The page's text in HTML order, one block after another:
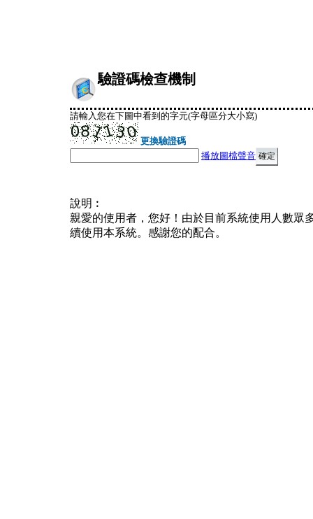
驗證碼檢查機制
請輸入您在下圖中看到的字元(字母區分大小寫)
更換驗證碼
播放圖檔聲音
說明︰
親愛的使用者，您好！由於目前系統使用人數眾
續使用本系統。感謝您的配合。